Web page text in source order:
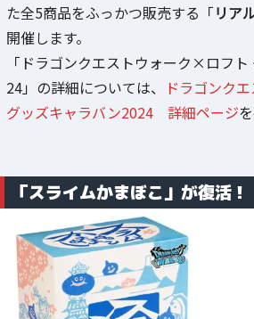
た全5商品をふっかつ販売する「リア
開催します。
「ドラゴンクエストウォーク×ロフ
24」の詳細については、
ドラゴンク
グッズキャラバン2024 詳細ページ
「スライムかまぼこ」が復活！